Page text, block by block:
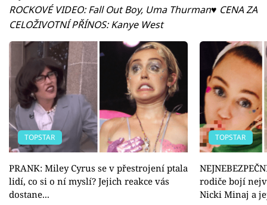
ROCKOVÉ VIDEO:Fall Out Boy, Uma Thurman♥ CENA ZA
CELOŽIVOTNÍ PŘÍNOS: Kanye West
TOPSTAR
PRANK: Miley Cyrus se v přestrojení ptala
lidí, co si o ní myslí? Jejich reakce vás
dostane...
TOPSTAR
rodiče bojí
Nicki Minaj a